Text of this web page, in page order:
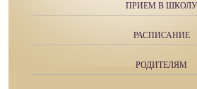
ПРИЕМ В ШКОЛУ
РАСПИСАНИЕ
РОДИТЕЛЯМ